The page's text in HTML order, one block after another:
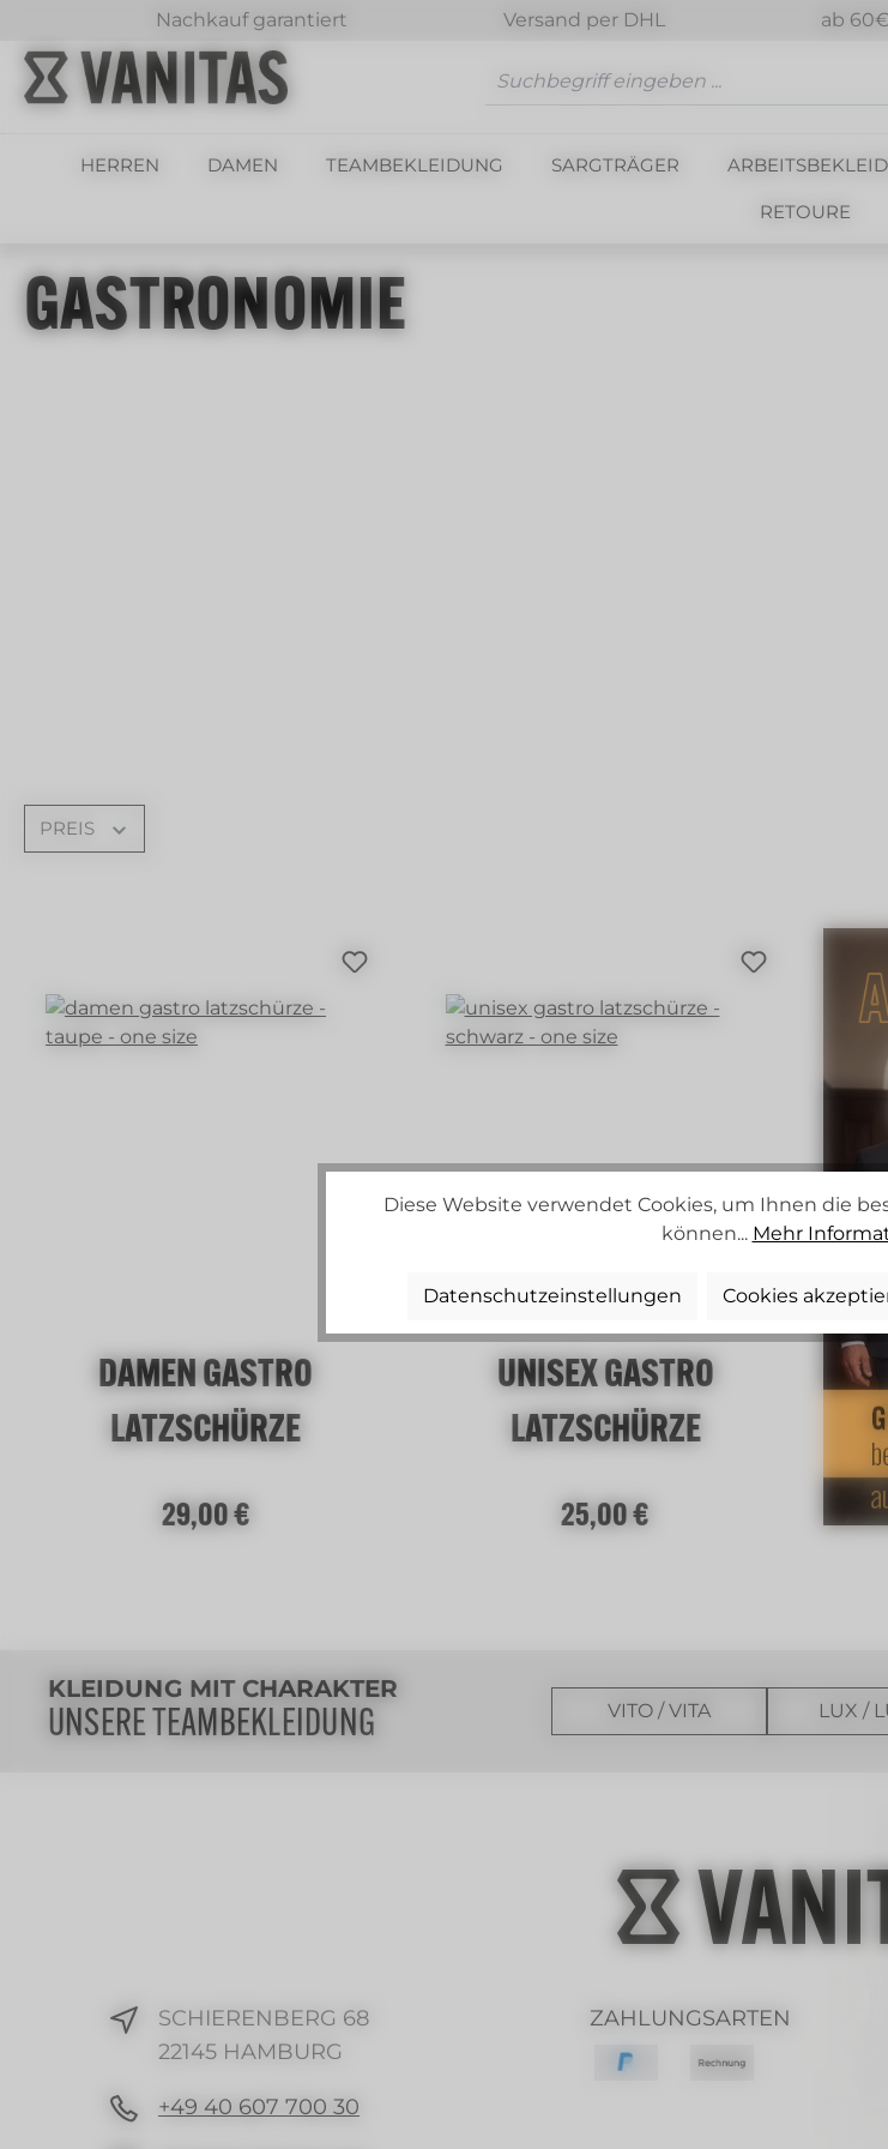
Hauptinhalt springen
Zur Suche springen
Zur Hauptnavigation springen
Nachkauf garantiert Versand per DHL ab
HERREN DAMEN TEAMBEKLEIDUNG SARGTRÄGER
RETOURE
GASTRONOMIE
PREIS
DAMEN GASTRO
LATZSCHÜRZE
Regulärer Preis:
29,00 €
UNISEX GASTRO
LATZSCHÜRZE
Regulärer Preis:
25,00 €
KLEIDUNG MIT CHARAKTER
UNSERE TEAMBEKLEIDUNG VITO / VITA LUX /
SCHIERENBERG 68
22145 HAMBURG
+49 40 607 700 30
ZAHLUNGSARTEN
Diese Website verwendet Cookies, um Ihnen die
können... Mehr
Datenschutzeinstellungen Cookies